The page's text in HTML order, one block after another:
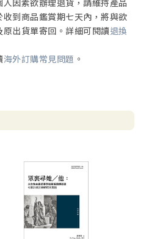
因素欲辦理退貨，請維持產品
到商品鑑賞期七天內，將與欲
出貨單寄回。詳細可閱讀退換
海外訂購常見問題 。